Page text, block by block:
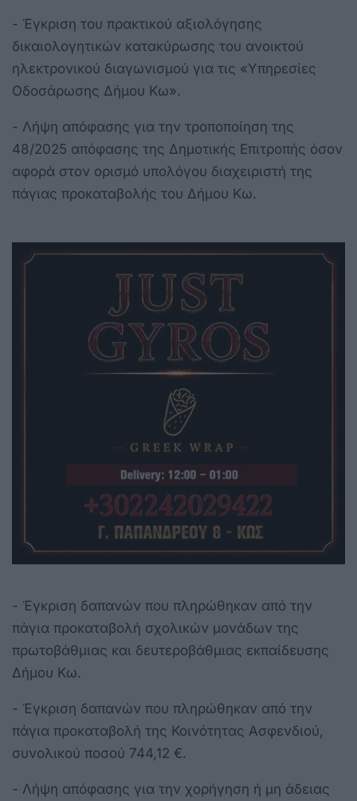
- Έγκριση του πρακτικού αξιολόγησης
δικαιολογητικών κατακύρωσης του ανοικτού
ηλεκτρονικού διαγωνισμού για τις «Υπηρεσίες
Οδοσάρωσης Δήμου Κω».
- Λήψη απόφασης για την τροποποίηση της
48/2025 απόφασης της Δημοτικής Επιτροπής όσον
αφορά στον ορισμό υπολόγου διαχειριστή της
πάγιας προκαταβολής του Δήμου Κω.
- Έγκριση δαπανών που πληρώθηκαν από την
πάγια προκαταβολή σχολικών μονάδων της
πρωτοβάθμιας και δευτεροβάθμιας εκπαίδευσης
Δήμου Κω.
- Έγκριση δαπανών που πληρώθηκαν από την
πάγια προκαταβολή της Κοινότητας Ασφενδιού,
συνολικού ποσού 744,12 €.
- Λήψη απόφασης για την χορήγηση ή μη άδειας